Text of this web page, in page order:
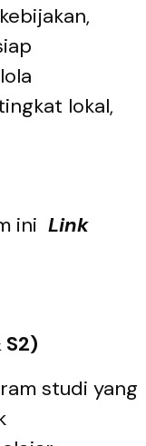
lokal,
ini Link
S2)
studi yang